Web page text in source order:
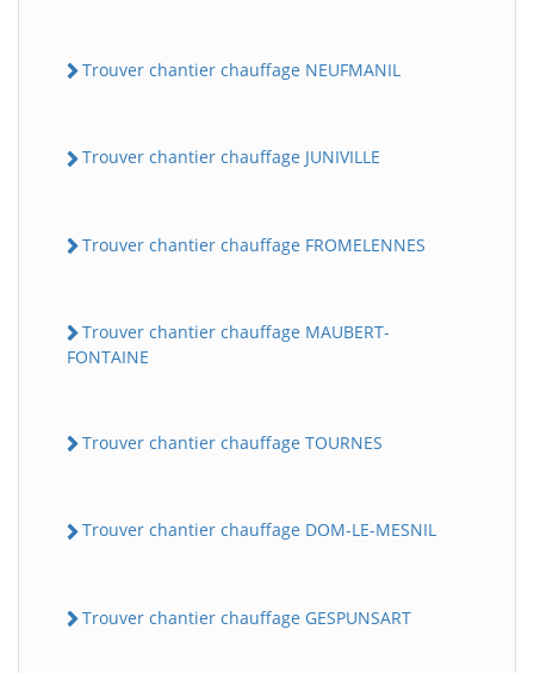
Trouver chantier chauffage NEUFMANIL
Trouver chantier chauffage JUNIVILLE
Trouver chantier chauffage FROMELENNES
Trouver chantier chauffage MAUBERT-
FONTAINE
Trouver chantier chauffage TOURNES
Trouver chantier chauffage DOM-LE-MESNIL
Trouver chantier chauffage GESPUNSART